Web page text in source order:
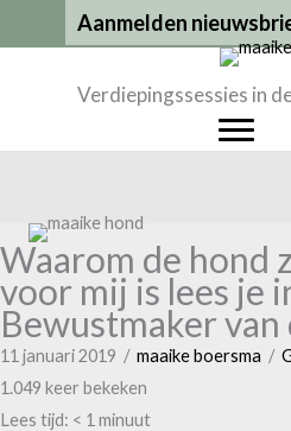
naar
Aanmelden
Verdiepingssessies in
Waarom de hond
voor mij is lees je
Bewustmaker van
11 januari 2019 / maaike boersma /
1.049 keer bekeken
Lees tijd: < 1 minuut